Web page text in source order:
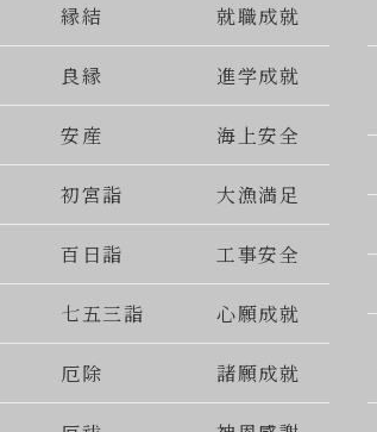
縁結 就職成就
良縁 進学成就
安産 海上安全
初宮詣 大漁満足
百日詣 工事安全
七五三詣 心願成就
厄除 諸願成就